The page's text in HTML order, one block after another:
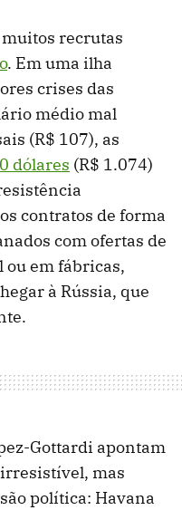
recrutas
. Em uma ilha
crises das
médio mal
(R$ 107), as
dólares (R$ 1.074)
contratos de forma
com ofertas de
em fábricas,
à Rússia, que
Gottardi apontam
mas
política: Havana